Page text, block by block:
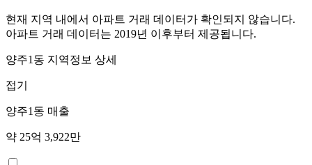
현재 지역 내에서 아파트 거래 데이터가 확인되지 않습니다.
아파트 거래 데이터는 2019년 이후부터 제공됩니다.
양주1동 지역정보 상세
접기
양주1동 매출
약 25억 3,922만